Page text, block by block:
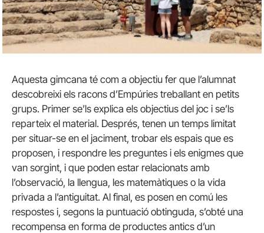
Aquesta gimcana té com a objectiu fer que l’alumnat
descobreixi els racons d’Empúries treballant en petits
grups. Primer se’ls explica els objectius del joc i se’ls
reparteix el material. Després, tenen un temps limitat
per situar-se en el jaciment, trobar els espais que es
proposen, i respondre les preguntes i els enigmes que
van sorgint, i que poden estar relacionats amb
l’observació, la llengua, les matemàtiques o la vida
privada a l’antiguitat. Al final, es posen en comú les
respostes i, segons la puntuació obtinguda, s’obté una
recompensa en forma de productes antics d’un